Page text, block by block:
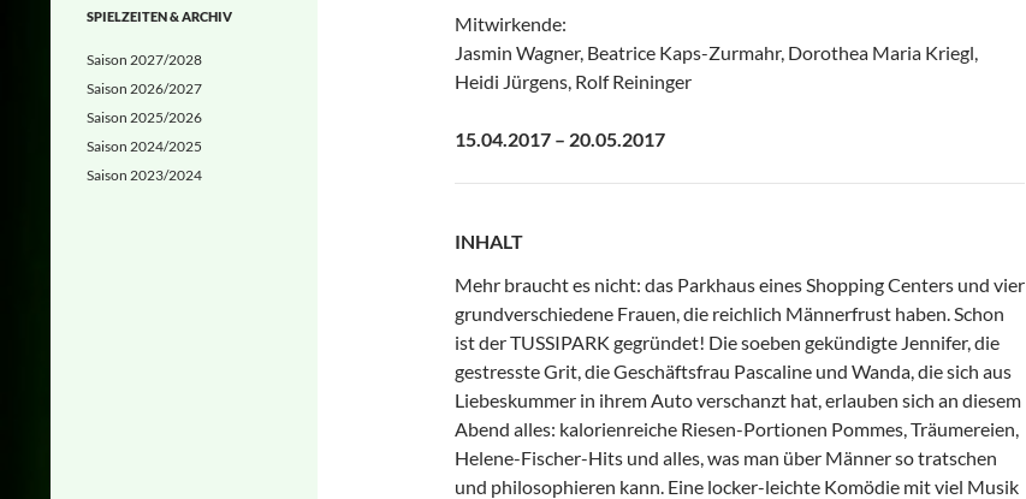
Mitwirkende:
Jasmin Wagner, Beatrice Kaps-Zurmahr, Dorothea Maria Kriegl,
Heidi Jürgens, Rolf Reininger
15.04.2017 – 20.05.2017
INHALT
Mehr braucht es nicht: das Parkhaus eines Shopping Centers und vier
grundverschiedene Frauen, die reichlich Männerfrust haben. Schon
ist der TUSSIPARK gegründet! Die soeben gekündigte Jennifer, die
gestresste Grit, die Geschäftsfrau Pascaline und Wanda, die sich aus
Liebeskummer in ihrem Auto verschanzt hat, erlauben sich an diesem
Abend alles: kalorienreiche Riesen-Portionen Pommes, Träumereien,
Helene-Fischer-Hits und alles, was man über Männer so tratschen
und philosophieren kann. Eine locker-leichte Komödie mit viel Musik
SPIELZEITEN & ARCHIV
Saison 2027/2028
Saison 2026/2027
Saison 2025/2026
Saison 2024/2025
Saison 2023/2024